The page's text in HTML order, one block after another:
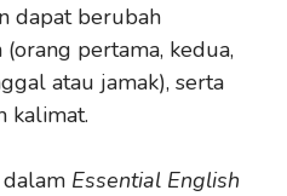
dapat berubah
pertama, kedua,
atau jamak), serta
kalimat.
Essential English